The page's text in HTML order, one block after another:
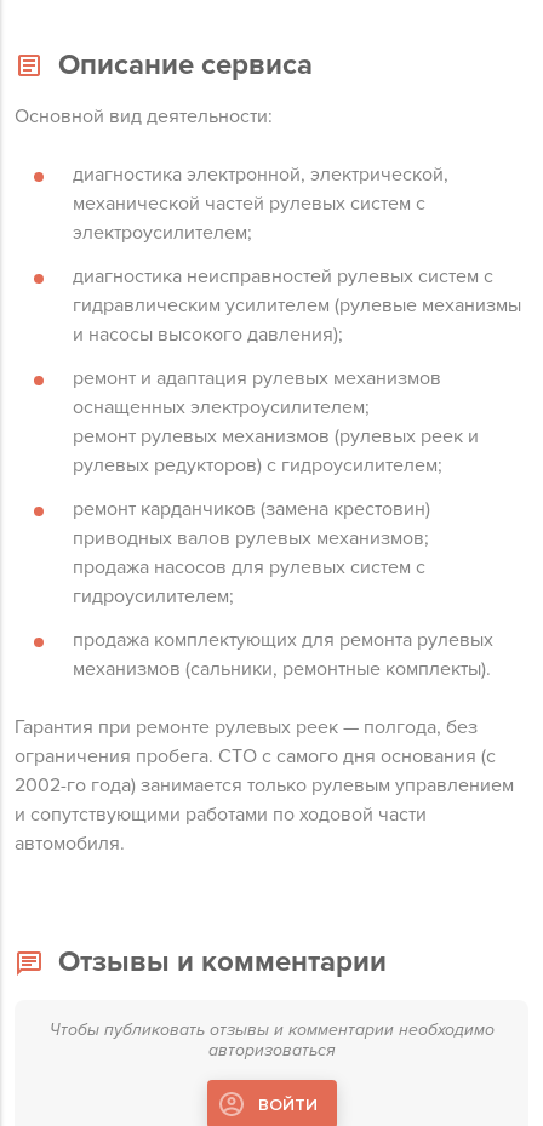
Описание сервиса
Основной вид деятельности:
диагностика электронной, электрической,
механической частей рулевых систем с
электроусилителем;
диагностика неисправностей рулевых систем с
гидравлическим усилителем (рулевые механизмы
и насосы высокого давления);
ремонт и адаптация рулевых механизмов
оснащенных электроусилителем;
ремонт рулевых механизмов (рулевых реек и
рулевых редукторов) с гидроусилителем;
ремонт карданчиков (замена крестовин)
приводных валов рулевых механизмов;
продажа насосов для рулевых систем с
гидроусилителем;
продажа комплектующих для ремонта рулевых
механизмов (сальники, ремонтные комплекты).
Гарантия при ремонте рулевых реек — полгода, без
ограничения пробега. СТО с самого дня основания (с
2002-го года) занимается только рулевым управлением
и сопутствующими работами по ходовой части
автомобиля.
Отзывы и комментарии
Чтобы публиковать отзывы и комментарии необходимо
авторизоваться
ВОЙТИ